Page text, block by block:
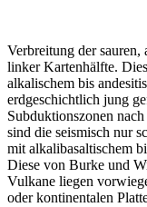
Verbreitung der sauren,
linker Kartenhälfte.
alkalischem bis
erdgeschichtlich jung
Subduktionszonen
sind die seismisch nur
mit alkalibasaltischem
Diese von Burke und
Vulkane liegen
oder kontinentalen